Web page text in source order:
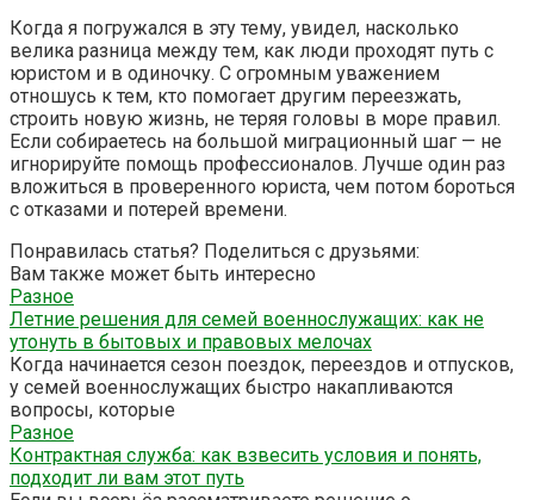
Когда я погружался в эту тему, увидел, насколько
велика разница между тем, как люди проходят путь с
юристом и в одиночку. С огромным уважением
отношусь к тем, кто помогает другим переезжать,
строить новую жизнь, не теряя головы в море правил.
Если собираетесь на большой миграционный шаг — не
игнорируйте помощь профессионалов. Лучше один раз
вложиться в проверенного юриста, чем потом бороться
с отказами и потерей времени.
Понравилась статья? Поделиться с друзьями:
Вам также может быть интересно
Разное
Летние решения для семей военнослужащих: как не
утонуть в бытовых и правовых мелочах
Когда начинается сезон поездок, переездов и отпусков,
у семей военнослужащих быстро накапливаются
вопросы, которые
Разное
Контрактная служба: как взвесить условия и понять,
подходит ли вам этот путь